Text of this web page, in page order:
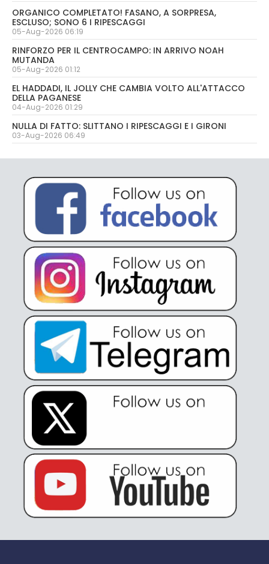
ORGANICO COMPLETATO! FASANO, A SORPRESA,
ESCLUSO; SONO 6 I RIPESCAGGI
05-Aug-2026 06:19
RINFORZO PER IL CENTROCAMPO: IN ARRIVO NOAH
MUTANDA
05-Aug-2026 01:12
EL HADDADI, IL JOLLY CHE CAMBIA VOLTO ALL'ATTACCO
DELLA PAGANESE
04-Aug-2026 01:29
NULLA DI FATTO: SLITTANO I RIPESCAGGI E I GIRONI
03-Aug-2026 06:49